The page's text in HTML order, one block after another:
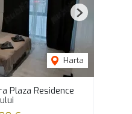
Harta
Next
Plaza Residence